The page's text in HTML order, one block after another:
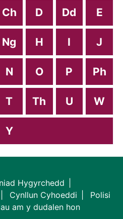
Ch D Dd E
Ng H I J
N O P Ph
T Th U W
Y
Hygyrchedd
Cynllun Cyhoeddi
Polisi
am y dudalen hon